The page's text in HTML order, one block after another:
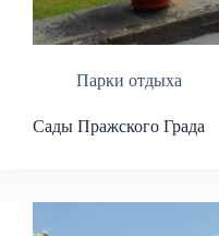
Парки отдыха
Сады Пражского Града